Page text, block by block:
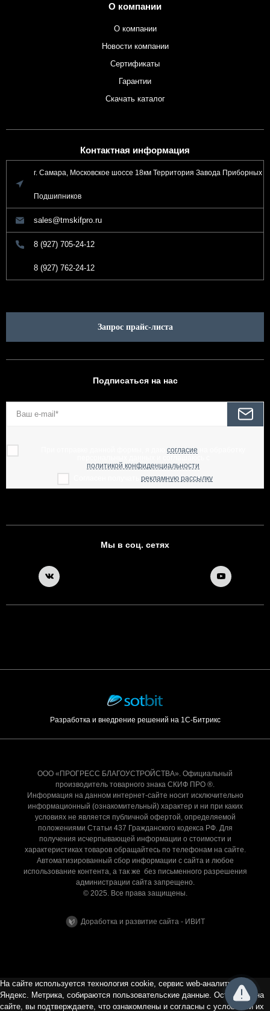
О компании
О компании
Новости компании
Сертификаты
Гарантии
Скачать каталог
Контактная информация
г. Самара, Московское шоссе 18км Территория Завода Приборных
Подшипников
sales@tmskifpro.ru
8 (927) 705-24-12
8 (927) 762-24-12
Запрос прайс-листа
Подписаться на нас
согласие
политикой конфиденциальности
рекламную рассылку
Мы в соц. сетях
Разработка и внедрение решений на 1С-Битрикс
ООО «ПРОГРЕСС БЛАГОУСТРОЙСТВА». Официальный
производитель товарного знака СКИФ ПРО ®.
Информация на данном интернет-сайте носит исключительно
информационный (ознакомительный) характер и ни при каких
условиях не является публичной офертой, определяемой
положениями Статьи 437 Гражданского кодекса РФ. Для
получения исчерпывающей информации о стоимости и
характеристиках товаров обращайтесь по телефонам на сайте.
Автоматизированный сбор информации с сайта и любое
использование контента, а так же без письменного разрешения
администрации сайта запрещено.
© 2025. Все права защищены.
Доработка и развитие сайта - ИВИТ
На сайте используется технология cookie, сервис web-аналитики
Яндекс. Метрика, собираются пользовательские данные. Оставаясь на
сайте, вы подтверждаете, что ознакомлены и согласны с условиями их